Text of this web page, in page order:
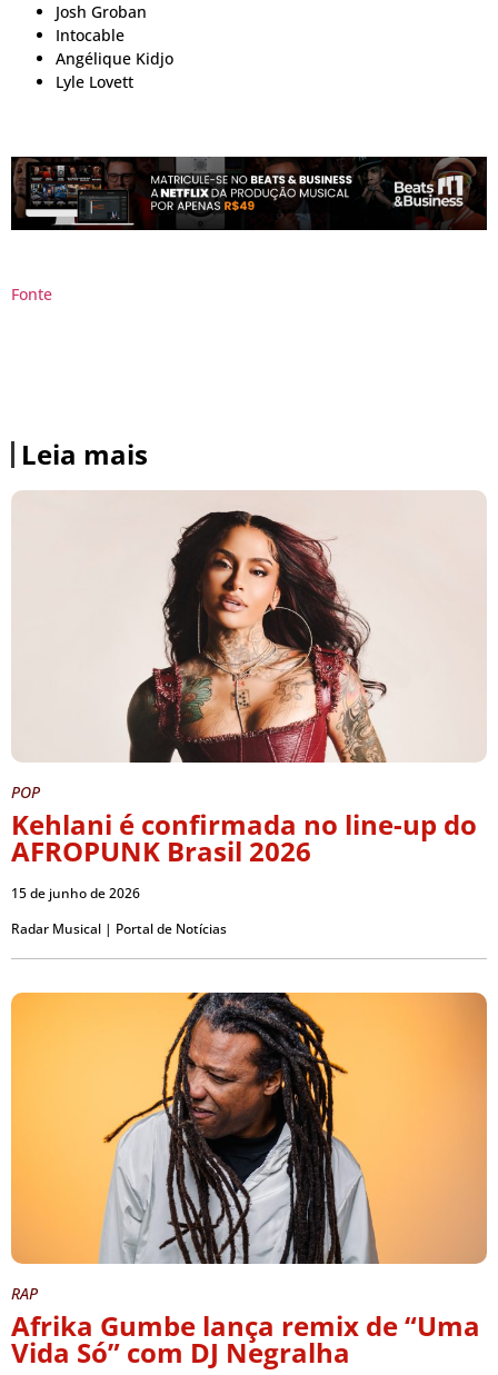
Josh Groban
Intocable
Angélique Kidjo
Lyle Lovett
Fonte
Leia mais
POP
Kehlani é confirmada no line-up do
AFROPUNK Brasil 2026
15 de junho de 2026
Radar Musical | Portal de Notícias
RAP
Afrika Gumbe lança remix de “Uma
Vida Só” com DJ Negralha